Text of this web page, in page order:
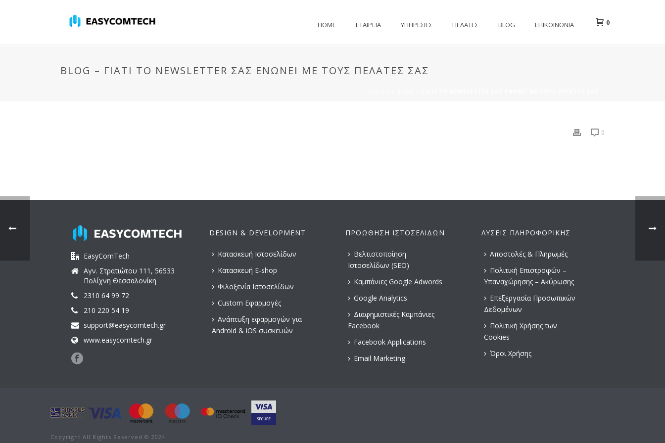
HOME ΕΤΑΙΡΕΙΑ ΥΠΗΡΕΣΙΕΣ ΠΕΛΑΤΕΣ BLOG ΕΠΙΚΟΙΝΩΝΙΑ 0
BLOG – ΓΙΑΤΊ ΤΟ NEWSLETTER ΣΑΣ ΕΝΏΝΕΙ ΜΕ ΤΟΥΣ ΠΕΛΆΤΕΣ ΣΑΣ
0
EasyComTech
Αγν. Στρατιώτου 111, 56533
Πολίχνη Θεσσαλονίκη
2310 64 99 72
210 220 54 19
support@easycomtech.gr
www.easycomtech.gr
DESIGN & DEVELOPMENT
Κατασκευή Ιστοσελίδων
Κατασκευή E-shop
Φιλοξενία Ιστοσελίδων
Custom Εφαρμογές
Ανάπτυξη εφαρμογών για
Android & iOS συσκευών
ΠΡΟΏΘΗΣΗ ΙΣΤΟΣΕΛΊΔΩΝ
Βελτιστοποίηση
Ιστοσελίδων (SEO)
Καμπάνιες Google Adwords
Google Analytics
Διαφημιστικές Καμπάνιες
Facebook
Facebook Applications
Email Marketing
ΛΎΣΕΙΣ ΠΛΗΡΟΦΟΡΙΚΉΣ
Αποστολές & Πληρωμές
Πολιτική Επιστροφών –
Υπαναχώρησης – Ακύρωσης
Επεξεργασία Προσωπικών
Δεδομένων
Πολιτική Χρήσης των
Cookies
Όροι Χρήσης
Copyright All Rights Reserved © 2024